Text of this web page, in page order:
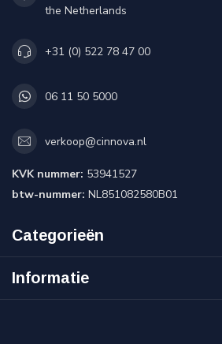
the Netherlands
+31 (0) 522 78 47 00
06 11 50 5000
verkoop@cinnova.nl
KVK nummer: 53941527
btw-nummer: NL851082580B01
Categorieën
Informatie